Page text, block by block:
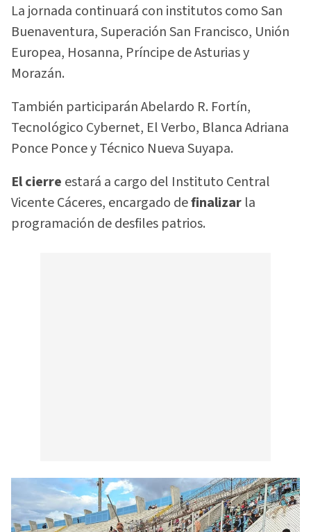
La jornada continuará con institutos como San
Buenaventura, Superación San Francisco, Unión
Europea, Hosanna, Príncipe de Asturias y
Morazán.
También participarán Abelardo R. Fortín,
Tecnológico Cybernet, El Verbo, Blanca Adriana
Ponce Ponce y Técnico Nueva Suyapa.
El cierre estará a cargo del Instituto Central
Vicente Cáceres, encargado definalizar la
programación de desfiles patrios.